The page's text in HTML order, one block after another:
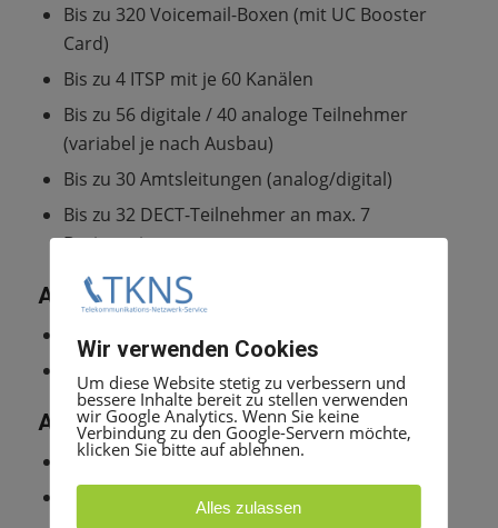
Bis zu 320 Voicemail-Boxen (mit UC Booster
Card)
Bis zu 4 ITSP mit je 60 Kanälen
Bis zu 56 digitale / 40 analoge Teilnehmer
(variabel je nach Ausbau)
Bis zu 30 Amtsleitungen (analog/digital)
Bis zu 32 DECT-Teilnehmer an max. 7
Basisstationen
Ausbauvariante mit Smart UC
max. 250 Smart UC User
Company Autoattendant
Ausbauvariante mit UC Suite
max. 500 UC Suite User und UC Funktionen
max. 64 Contact Center Agenten
Wir verwenden Cookies
Um diese Website stetig zu verbessern und
bessere Inhalte bereit zu stellen verwenden
wir Google Analytics. Wenn Sie keine
Verbindung zu den Google-Servern möchte,
klicken Sie bitte auf ablehnen.
Alles zulassen